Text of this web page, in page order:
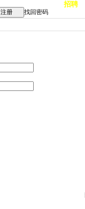
招聘
注册
找回密码